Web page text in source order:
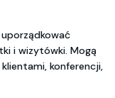
i wizytówki. Mogą
konferencji,